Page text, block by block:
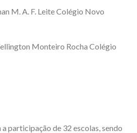
M. A. F. Leite Colégio Novo
Monteiro Rocha Colégio
participação de 32 escolas, sendo